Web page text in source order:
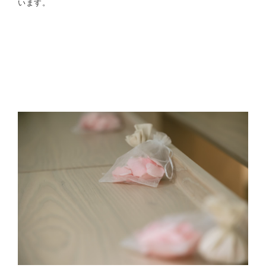
います。